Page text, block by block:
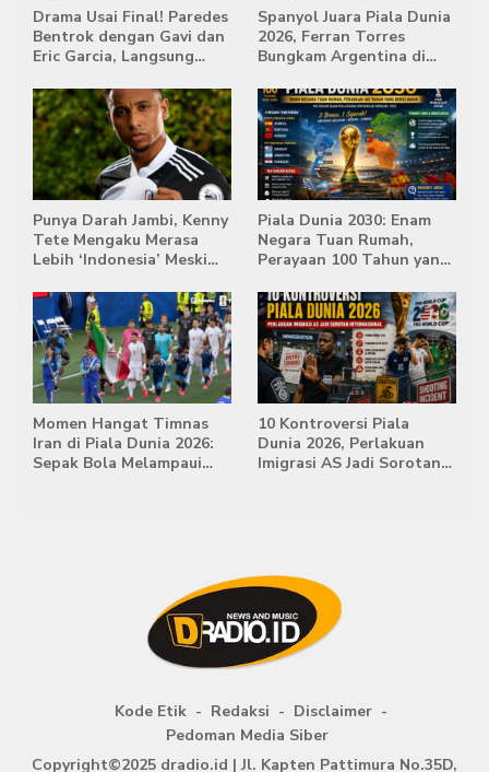
Drama Usai Final! Paredes
Bentrok dengan Gavi dan
Eric Garcia, Langsung
Spanyol Juara Piala Dunia
2026, Ferran Torres
Bungkam Argentina di
Punya Darah Jambi, Kenny
Tete Mengaku Merasa
Lebih ‘Indonesia’ Meski
Piala Dunia 2030: Enam
Negara Tuan Rumah,
Perayaan 100 Tahun yang
Momen Hangat Timnas
Iran di Piala Dunia 2026:
Sepak Bola Melampaui
10 Kontroversi Piala
Dunia 2026, Perlakuan
Imigrasi AS Jadi Sorotan
Kode Etik Redaksi
Disclaimer
Pedoman Media Siber
Copyright©2025 dradio.id | Jl. Kapten Pattimura No.35D,